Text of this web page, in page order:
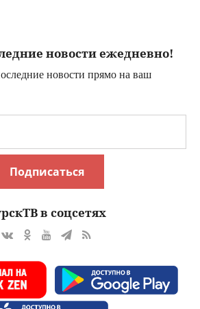
новости ежедневно!
новости прямо на ваш
Подписаться
в соцсетях